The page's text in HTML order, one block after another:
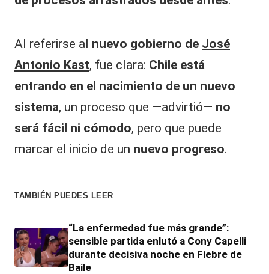
Al referirse al nuevo gobierno de José
Antonio Kast, fue clara: Chile está
entrando en el nacimiento de un nuevo
sistema, un proceso que —advirtió— no
será fácil ni cómodo, pero que puede
marcar el inicio de un nuevo progreso.
TAMBIÉN PUEDES LEER
“La enfermedad fue más grande”:
sensible partida enlutó a Cony Capelli
durante decisiva noche en Fiebre de
Baile